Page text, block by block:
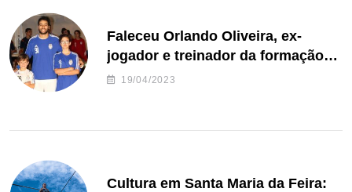
Faleceu Orlando Oliveira, ex-
jogador e treinador da formação
de andebol do Feirense
19/04/2023
Cultura em Santa Maria da Feira: